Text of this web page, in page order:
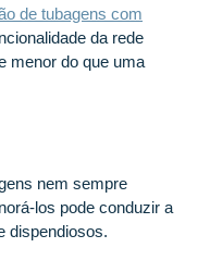
de tubagens com
da rede
menor do que uma
nem sempre
los pode conduzir a
dispendiosos.